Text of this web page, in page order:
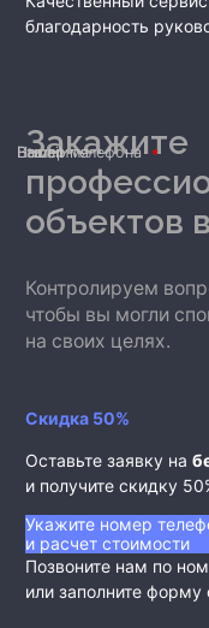
благодарность
Закажите
объектов
Контролируем
чтобы вы могли
на своих целях.
Скидка 50%
Оставьте заявку на
и получите скидку
Укажите номер
и расчет стоимости
Позвоните нам по
или заполните форму
Ваше имя
Номер телефона
E-mail